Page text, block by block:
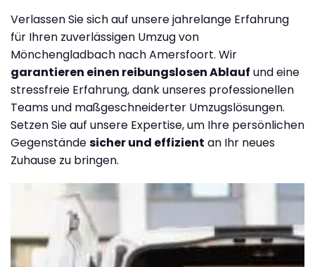
Verlassen Sie sich auf unsere jahrelange Erfahrung
für Ihren zuverlässigen Umzug von
Mönchengladbach nach Amersfoort. Wir
garantieren einen reibungslosen Ablauf und eine
stressfreie Erfahrung, dank unseres professionellen
Teams und maßgeschneiderter Umzugslösungen.
Setzen Sie auf unsere Expertise, um Ihre persönlichen
Gegenständesicher und effizient an Ihr neues
Zuhause zu bringen.